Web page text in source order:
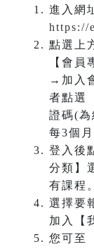
進入網
https://
點選上
【會員
→加入
者點選
證碼(為
每3個
登入後
分類】
有課程
選擇要
加入【
您可至